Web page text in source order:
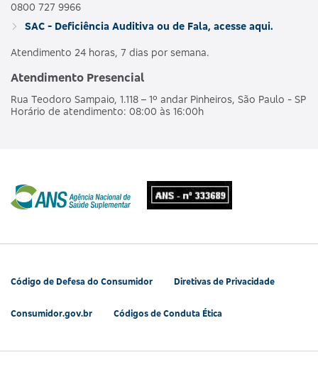
0800 727 9966
SAC - Deficiência Auditiva ou de Fala, acesse aqui.
Atendimento 24 horas, 7 dias por semana.
Atendimento Presencial
Rua Teodoro Sampaio, 1.118 – 1º andar Pinheiros, São Paulo - SP
Horário de atendimento: 08:00 às 16:00h
Código de Defesa do Consumidor Diretivas de Privacidade
Consumidor.gov.br Códigos de Conduta Ética